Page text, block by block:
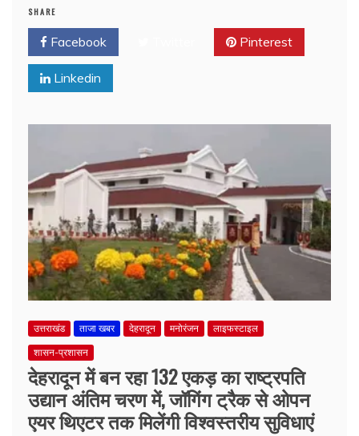
SHARE
Facebook Pinterest
Linkedin
उत्तराखंड ताजा खबर देहरादून मनोरंजन
लाइफस्टाइल
शासन-प्रशासन
देहरादून में बन रहा 132 एकड़ का राष्ट्रपति
उद्यान अंतिम चरण में, जॉगिंग ट्रैक से ओपन
एयर थिएटर तक मिलेंगी विश्वस्तरीय सुविधाएं